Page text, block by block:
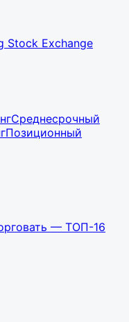
Stock Exchange
Среднесрочный
Позиционный
— ТОП-16